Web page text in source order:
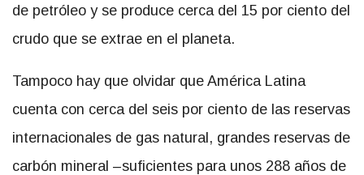
de petróleo y se produce cerca del 15 por ciento del
crudo que se extrae en el planeta.
Tampoco hay que olvidar que América Latina
cuenta con cerca del seis por ciento de las reservas
internacionales de gas natural, grandes reservas de
carbón mineral –suficientes para unos 288 años de